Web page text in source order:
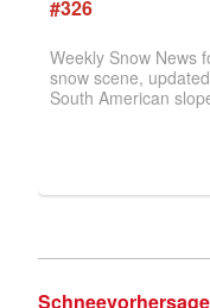
Schneevorhersage